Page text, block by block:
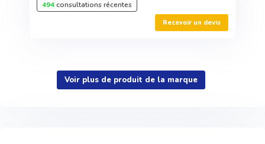
494consultations récentes
Recevoir un devis
Voir plus de produit de la marque